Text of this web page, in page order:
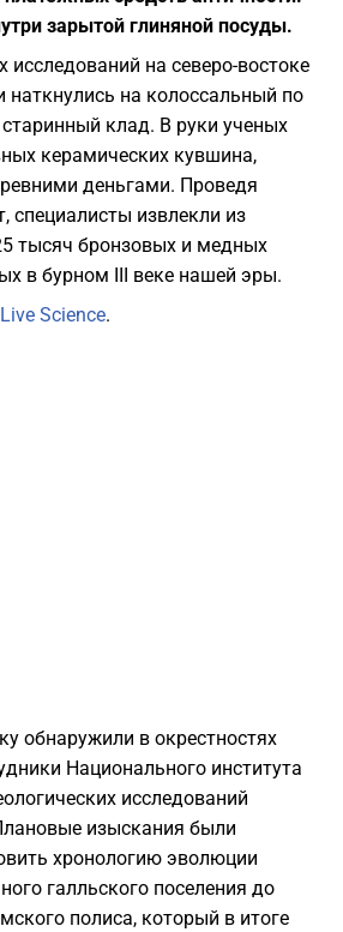
зарытой глиняной посуды.
на северо-востоке
наткнулись на колоссальный по
клад. В руки ученых
керамических кувшина,
деньгами. Проведя
специалисты извлекли из
тысяч бронзовых и медных
в бурном III веке нашей эры.
Live Science.
обнаружили в окрестностях
Национального института
исследований
изыскания были
хронологию эволюции
галльского поселения до
полиса, который в итоге